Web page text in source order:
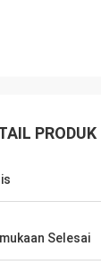
dan hangat.
PRODUK
Selesai